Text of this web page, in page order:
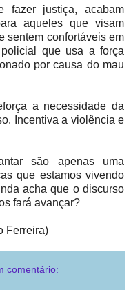
fazer justiça, acabam
aqueles que visam
sentem confortáveis em
que usa a força
por causa do mau
a necessidade da
Incentiva a violência e
são apenas uma
que estamos vivendo
acha que o discurso
fará avançar?
Ferreira)
comentário: